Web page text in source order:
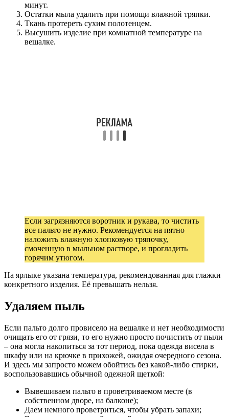
минут.
Остатки мыла удалить при помощи влажной тряпки.
Ткань протереть сухим полотенцем.
Высушить изделие при комнатной температуре на
вешалке.
Если загрязняются воротник и рукава, то чистить
все пальто не нужно. Рекомендуется на пятно
наложить влажную хлопковую тряпочку,
смоченную в мыльном растворе, и прогладить
горячим утюгом.
На ярлыке указана температура, рекомендованная для глажки
конкретного изделия. Её превышать нельзя.
Удаляем пыль
Если пальто долго провисело на вешалке и нет необходимости
очищать его от грязи, то его нужно просто почистить от пыли
– она могла накопиться за тот период, пока одежда висела в
шкафу или на крючке в прихожей, ожидая очередного сезона.
И здесь мы запросто можем обойтись без какой-либо стирки,
воспользовавшись обычной одежной щеткой:
Вывешиваем пальто в проветриваемом месте (в
собственном дворе, на балконе);
Даем немного проветриться, чтобы убрать запахи;